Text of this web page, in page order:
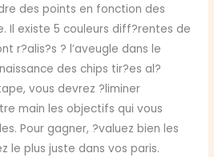
des points en fonction des
Il existe 5 couleurs diff?rentes de
r?alis?s ? l’aveugle dans le
des chips tir?es al?
vous devrez ?liminer
main les objectifs qui vous
Pour gagner, ?valuez bien les
le plus juste dans vos paris.